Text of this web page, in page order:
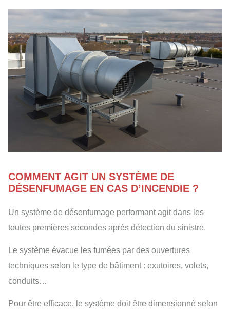
COMMENT AGIT UN SYSTÈME DE
DÉSENFUMAGE EN CAS D’INCENDIE ?
Un système de désenfumage performant agit dans les
toutes premières secondes après détection du sinistre.
Le système évacue les fumées par des ouvertures
techniques selon le type de bâtiment : exutoires, volets,
conduits…
Pour être efficace, le système doit être dimensionné selon